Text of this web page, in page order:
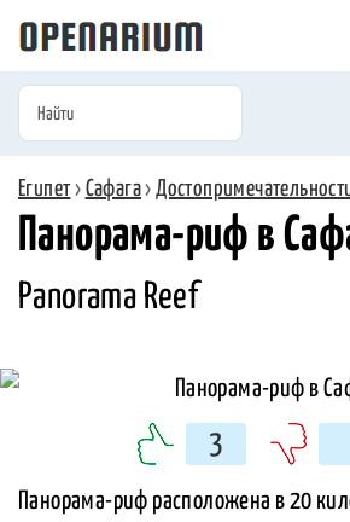
Египет› Сафага›
Панорама-риф в
Panorama Reef
3
Панорама-риф расположена в 20